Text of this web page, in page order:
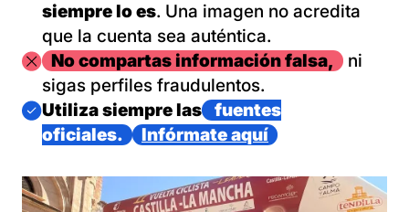
siempre lo es. Una imagen no acredita
que la cuenta sea auténtica.
ImagenNo compartas información falsa,
ni
sigas perfiles fraudulentos.
Imagen
Utiliza siempre las
fuentes
oficiales.
Infórmate aquí